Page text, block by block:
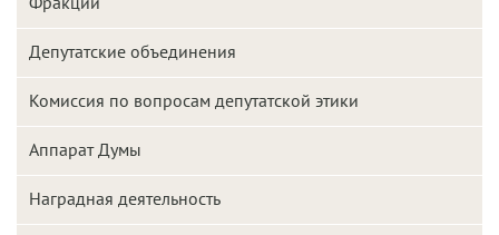
Депутатские объединения
Комиссия по вопросам депутатской этики
Аппарат Думы
Наградная деятельность